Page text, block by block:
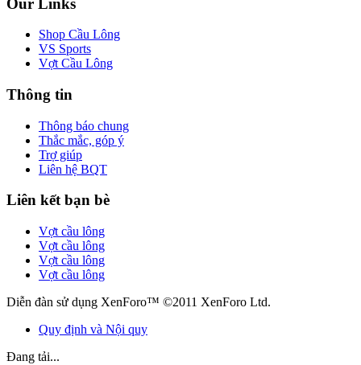
Shop Cầu Lông
VS Sports
Vợt Cầu Lông
Thông tin
Thông báo chung
Thắc mắc, góp ý
Trợ giúp
Liên hệ BQT
Liên kết bạn bè
Vợt cầu lông
Vợt cầu lông
Vợt cầu lông
Vợt cầu lông
Diễn đàn sử dụng XenForo™ ©2011 XenForo Ltd.
Quy định và Nội quy
Đang tải...